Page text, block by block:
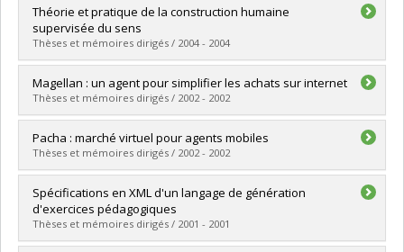
Graduate :Ochs, Magalie
Cycle :Master's
Grade :M. Sc.
Lien vers le document dans Papyrus
Théorie et pratique de la construction humaine
supervisée du sens
Thèses et mémoires dirigés / 2004 - 2004
Graduate :Rouane, Khalid
Cycle : Doctoral
Grade :Ph. D.
Magellan : un agent pour simplifier les achats sur internet
Thèses et mémoires dirigés / 2002 - 2002
Graduate :Paturel, Jonathan
Cycle : Master's
Grade :M. Sc.
Pacha : marché virtuel pour agents mobiles
Thèses et mémoires dirigés / 2002 - 2002
Graduate :Youssef, Mounir
Cycle :Master's
Grade :M. Sc.
Lien vers le document dans Papyrus
Spécifications en XML d'un langage de génération
d'exercices pédagogiques
Thèses et mémoires dirigés / 2001 - 2001